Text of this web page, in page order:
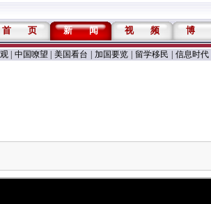
首 页 新 闻 视 频 博
中国嘹望 美国看台 加国要览 留学移民 信息时代